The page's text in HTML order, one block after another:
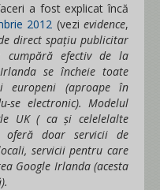
a fost explicat încă
2012 (vezi evidence,
direct spațiu publicitar
cumpără efectiv de la
se încheie toate
europeni (aproape în
se electronic). Modelul
UK ( ca și celelelalte
oferă doar servicii de
servicii pentru care
Google Irlanda (acesta